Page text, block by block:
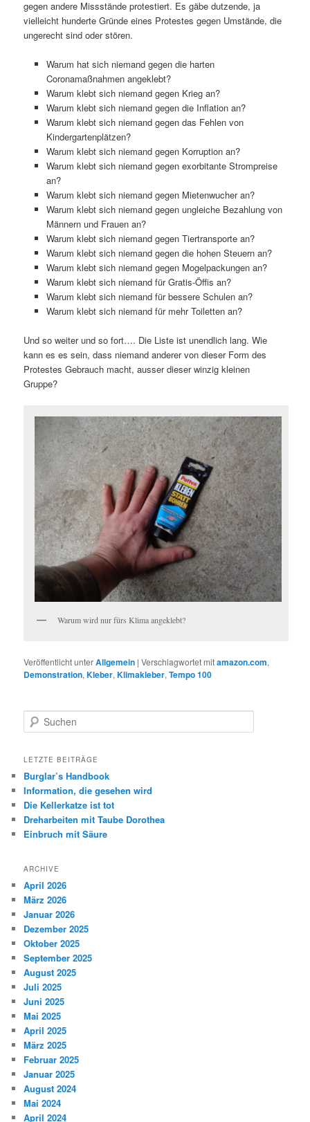
gegen andere Missstände protestiert. Es gäbe dutzende, ja
vielleicht hunderte Gründe eines Protestes gegen Umstände, die
ungerecht sind oder stören.
Warum hat sich niemand gegen die harten
Coronamaßnahmen angeklebt?
Warum klebt sich niemand gegen Krieg an?
Warum klebt sich niemand gegen die Inflation an?
Warum klebt sich niemand gegen das Fehlen von
Kindergartenplätzen?
Warum klebt sich niemand gegen Korruption an?
Warum klebt sich niemand gegen exorbitante Strompreise
an?
Warum klebt sich niemand gegen Mietenwucher an?
Warum klebt sich niemand gegen ungleiche Bezahlung von
Männern und Frauen an?
Warum klebt sich niemand gegen Tiertransporte an?
Warum klebt sich niemand gegen die hohen Steuern an?
Warum klebt sich niemand gegen Mogelpackungen an?
Warum klebt sich niemand für Gratis-Öffis an?
Warum klebt sich niemand für bessere Schulen an?
Warum klebt sich niemand für mehr Toiletten an?
Und so weiter und so fort…. Die Liste ist unendlich lang. Wie
kann es es sein, dass niemand anderer von dieser Form des
Protestes Gebrauch macht, ausser dieser winzig kleinen
Gruppe?
Warum wird nur fürs Klima angeklebt?
Veröffentlicht unterAllgemein |Verschlagwortet mitamazon.com,
Demonstration,Kleber,Klimakleber,Tempo 100
Suchen
LETZTE BEITRÄGE
Burglar’s Handbook
Information, die gesehen wird
Die Kellerkatze ist tot
Dreharbeiten mit Taube Dorothea
Einbruch mit Säure
ARCHIVE
April 2026
März 2026
Januar 2026
Dezember 2025
Oktober 2025
September 2025
August 2025
Juli 2025
Juni 2025
Mai 2025
April 2025
März 2025
Februar 2025
Januar 2025
August 2024
Mai 2024
April 2024